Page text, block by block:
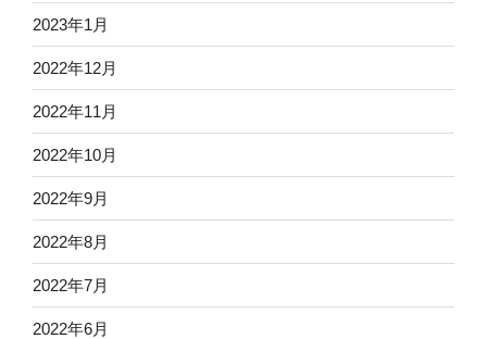
2023年1月
2022年12月
2022年11月
2022年10月
2022年9月
2022年8月
2022年7月
2022年6月